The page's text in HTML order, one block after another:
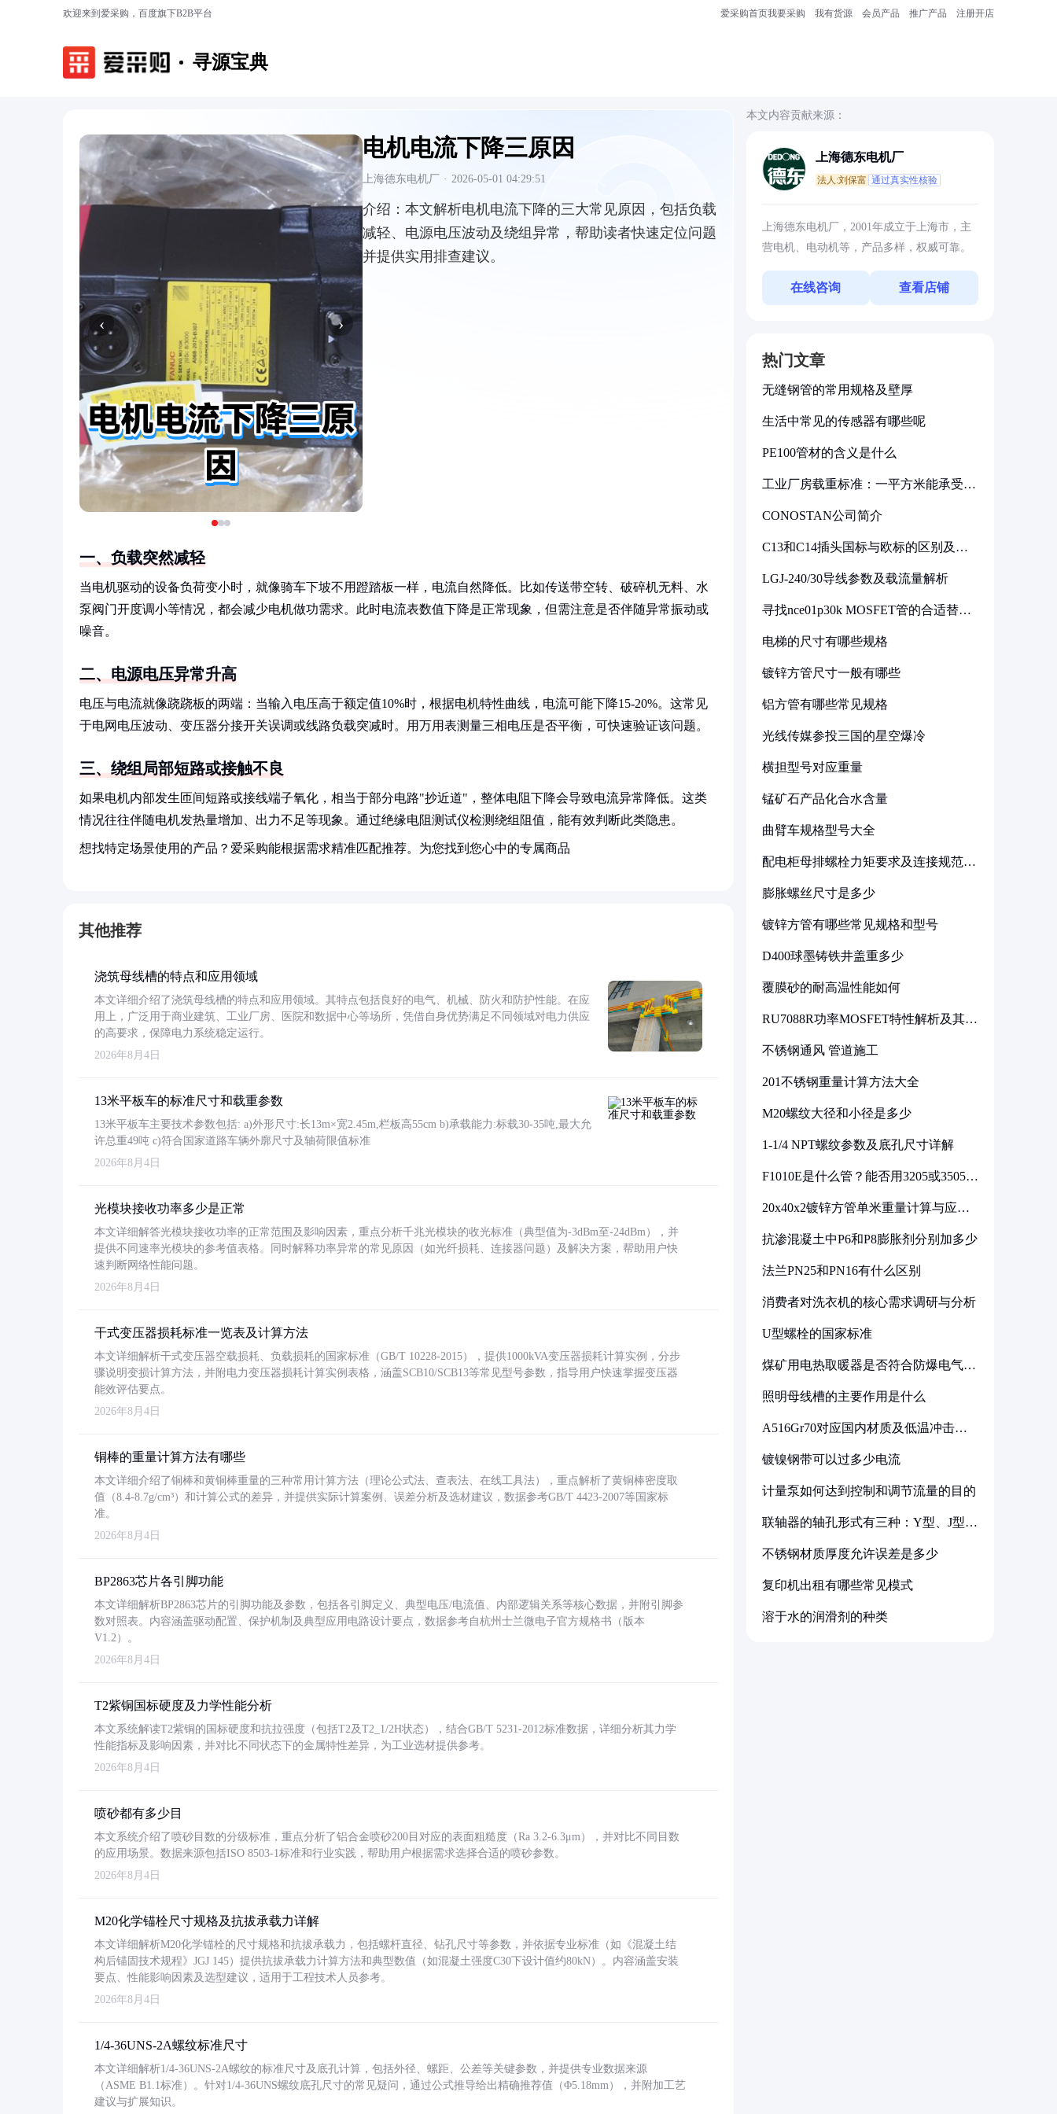
欢迎来到爱采购，百度旗下B2B平台 爱采购首页我要采购 我有货源 会员产品 推广产品 注册开店
寻源宝典
‹ ›
电机电流下降三原因
上海德东电机厂 · 2026-05-01 04:29:51
介绍： 本文解析电机电流下降的三大常见原因，包括负载
减轻、电源电压波动及绕组异常，帮助读者快速定位问题
并提供实用排查建议。
一、负载突然减轻
当电机驱动的设备负荷变小时，就像骑车下坡不用蹬踏板一样，电流自然降低。比如传送带空转、破碎机无料、水
泵阀门开度调小等情况，都会减少电机做功需求。此时电流表数值下降是正常现象，但需注意是否伴随异常振动或
噪音。
二、电源电压异常升高
电压与电流就像跷跷板的两端：当输入电压高于额定值10%时，根据电机特性曲线，电流可能下降15-20%。这常见
于电网电压波动、变压器分接开关误调或线路负载突减时。用万用表测量三相电压是否平衡，可快速验证该问题。
三、绕组局部短路或接触不良
如果电机内部发生匝间短路或接线端子氧化，相当于部分电路"抄近道"，整体电阻下降会导致电流异常降低。这类
情况往往伴随电机发热量增加、出力不足等现象。通过绝缘电阻测试仪检测绕组阻值，能有效判断此类隐患。
想找特定场景使用的产品？爱采购能根据需求精准匹配推荐。为您找到您心中的专属商品
其他推荐
浇筑母线槽的特点和应用领域
本文详细介绍了浇筑母线槽的特点和应用领域。其特点包括良好的电气、机械、防火和防护性能。在应
用上，广泛用于商业建筑、工业厂房、医院和数据中心等场所，凭借自身优势满足不同领域对电力供应
的高要求，保障电力系统稳定运行。
2026年8月4日
13米平板车的标准尺寸和载重参数
13米平板车主要技术参数包括: a)外形尺寸:长13m×宽2.45m,栏板高55cm b)承载能力:标载30-35吨,最大允
许总重49吨 c)符合国家道路车辆外廓尺寸及轴荷限值标准
2026年8月4日
光模块接收功率多少是正常
本文详细解答光模块接收功率的正常范围及影响因素，重点分析千兆光模块的收光标准（典型值为-3dBm至-24dBm），并
提供不同速率光模块的参考值表格。同时解释功率异常的常见原因（如光纤损耗、连接器问题）及解决方案，帮助用户快
速判断网络性能问题。
2026年8月4日
干式变压器损耗标准一览表及计算方法
本文详细解析干式变压器空载损耗、负载损耗的国家标准（GB/T 10228-2015），提供1000kVA变压器损耗计算实例，分步
骤说明变损计算方法，并附电力变压器损耗计算实例表格，涵盖SCB10/SCB13等常见型号参数，指导用户快速掌握变压器
能效评估要点。
2026年8月4日
铜棒的重量计算方法有哪些
本文详细介绍了铜棒和黄铜棒重量的三种常用计算方法（理论公式法、查表法、在线工具法），重点解析了黄铜棒密度取
值（8.4-8.7g/cm³）和计算公式的差异，并提供实际计算案例、误差分析及选材建议，数据参考GB/T 4423-2007等国家标
准。
2026年8月4日
BP2863芯片各引脚功能
本文详细解析BP2863芯片的引脚功能及参数，包括各引脚定义、典型电压/电流值、内部逻辑关系等核心数据，并附引脚参
数对照表。内容涵盖驱动配置、保护机制及典型应用电路设计要点，数据参考自杭州士兰微电子官方规格书（版本
V1.2）。
2026年8月4日
T2紫铜国标硬度及力学性能分析
本文系统解读T2紫铜的国标硬度和抗拉强度（包括T2及T2_1/2H状态），结合GB/T 5231-2012标准数据，详细分析其力学
性能指标及影响因素，并对比不同状态下的金属特性差异，为工业选材提供参考。
2026年8月4日
喷砂都有多少目
本文系统介绍了喷砂目数的分级标准，重点分析了铝合金喷砂200目对应的表面粗糙度（Ra 3.2-6.3μm），并对比不同目数
的应用场景。数据来源包括ISO 8503-1标准和行业实践，帮助用户根据需求选择合适的喷砂参数。
2026年8月4日
M20化学锚栓尺寸规格及抗拔承载力详解
本文详细解析M20化学锚栓的尺寸规格和抗拔承载力，包括螺杆直径、钻孔尺寸等参数，并依据专业标准（如《混凝土结
构后锚固技术规程》JGJ 145）提供抗拔承载力计算方法和典型数值（如混凝土强度C30下设计值约80kN）。内容涵盖安装
要点、性能影响因素及选型建议，适用于工程技术人员参考。
2026年8月4日
1/4-36UNS-2A螺纹标准尺寸
本文详细解析1/4-36UNS-2A螺纹的标准尺寸及底孔计算，包括外径、螺距、公差等关键参数，并提供专业数据来源
（ASME B1.1标准）。针对1/4-36UNS螺纹底孔尺寸的常见疑问，通过公式推导给出精确推荐值（Φ5.18mm），并附加工艺
建议与扩展知识。
本文内容贡献来源：
上海德东电机厂
法人:刘保富 通过真实性核验
上海德东电机厂，2001年成立于上海市，主
营电机、电动机等，产品多样，权威可靠。
在线咨询 查看店铺
热门文章
无缝钢管的常用规格及壁厚
生活中常见的传感器有哪些呢
PE100管材的含义是什么
工业厂房载重标准：一平方米能承受多
CONOSTAN公司简介
C13和C14插头国标与欧标的区别及其
LGJ-240/30导线参数及载流量解析
寻找nce01p30k MOSFET管的合适替代
电梯的尺寸有哪些规格
镀锌方管尺寸一般有哪些
铝方管有哪些常见规格
光线传媒参投三国的星空爆冷
横担型号对应重量
锰矿石产品化合水含量
曲臂车规格型号大全
配电柜母排螺栓力矩要求及连接规范详
膨胀螺丝尺寸是多少
镀锌方管有哪些常见规格和型号
D400球墨铸铁井盖重多少
覆膜砂的耐高温性能如何
RU7088R功率MOSFET特性解析及其在
不锈钢通风 管道施工
201不锈钢重量计算方法大全
M20螺纹大径和小径是多少
1-1/4 NPT螺纹参数及底孔尺寸详解
F1010E是什么管？能否用3205或3505代
20x40x2镀锌方管单米重量计算与应用
抗渗混凝土中P6和P8膨胀剂分别加多少
法兰PN25和PN16有什么区别
消费者对洗衣机的核心需求调研与分析
U型螺栓的国家标准
煤矿用电热取暖器是否符合防爆电气设
照明母线槽的主要作用是什么
A516Gr70对应国内材质及低温冲击要
镀镍钢带可以过多少电流
计量泵如何达到控制和调节流量的目的
联轴器的轴孔形式有三种：Y型、J型、
不锈钢材质厚度允许误差是多少
复印机出租有哪些常见模式
溶于水的润滑剂的种类